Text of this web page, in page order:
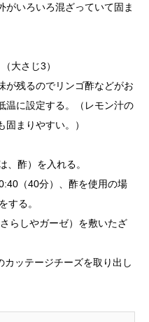
がいろいろ混ざっていて固ま
大さじ3）
残るのでリンゴ酢などがお
温に設定する。（レモン汁の
まりやすい。）
、酢）を入れる。
（40分）、酢を使用の場
る。
らしやガーゼ）を敷いたざ
ッテージチーズを取り出し